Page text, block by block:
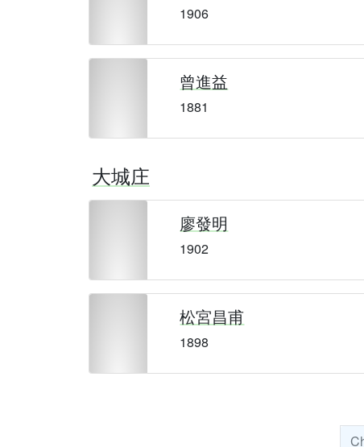
1906
曾進益
1881
大城庄
廖發明
1902
松宮昌甫
1898